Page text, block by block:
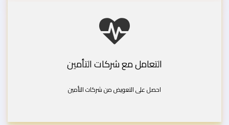
التعامل مع شركات التأمين
احصل على التعويض من شركات التأمين